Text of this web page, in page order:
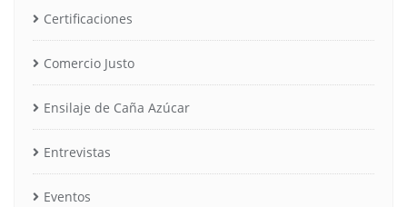
Certificaciones
Comercio Justo
Ensilaje de Caña Azúcar
Entrevistas
Eventos